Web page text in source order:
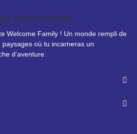
Welcome Family ! Un monde rempli de
où tu incarneras un
d’aventure.